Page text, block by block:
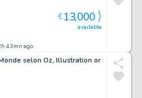
43mn ago
available
€13,000
selon Oz, Illustration or